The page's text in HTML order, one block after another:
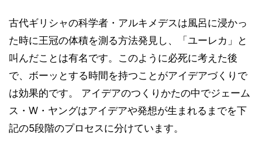
古代ギリシャの科学者・アルキメデスは風呂に浸かっ
た時に王冠の体積を測る方法発見し、「ユーレカ」と
叫んだことは有名です。このように必死に考えた後
で、ボーッとする時間を持つことがアイデアづくりで
は効果的です。 アイデアのつくりかたの中でジェーム
ス・W・ヤングはアイデアや発想が生まれるまでを下
記の5段階のプロセスに分けています。